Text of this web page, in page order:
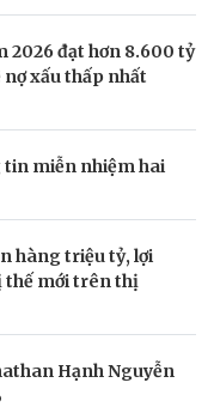
2026 đạt hơn 8.600 tỷ
xấu thấp nhất
tin miễn nhiệm hai
hàng triệu tỷ, lợi
thế mới trên thị
Hạnh Nguyễn